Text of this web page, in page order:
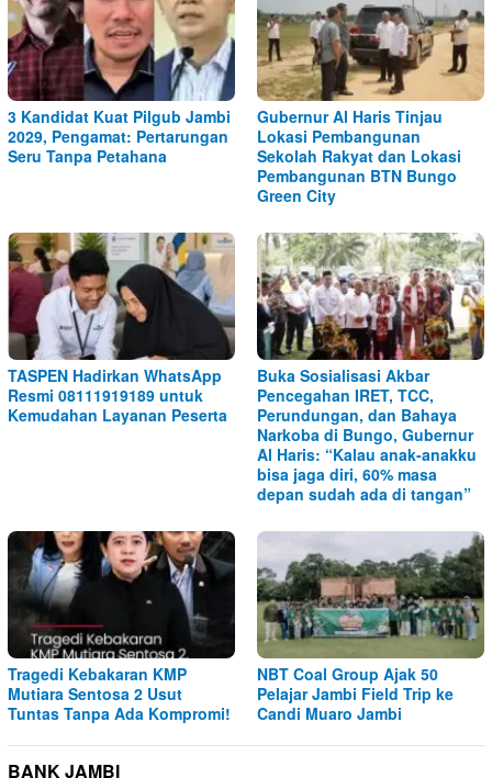
3 Kandidat Kuat Pilgub Jambi
2029, Pengamat: Pertarungan
Seru Tanpa Petahana
Gubernur Al Haris Tinjau
Lokasi Pembangunan
Sekolah Rakyat dan Lokasi
Pembangunan BTN Bungo
Green City
TASPEN Hadirkan WhatsApp
Resmi 08111919189 untuk
Kemudahan Layanan Peserta
Buka Sosialisasi Akbar
Pencegahan IRET, TCC,
Perundungan, dan Bahaya
Narkoba di Bungo, Gubernur
Al Haris: “Kalau anak-anakku
bisa jaga diri, 60% masa
depan sudah ada di tangan”
Tragedi Kebakaran KMP
Mutiara Sentosa 2 Usut
Tuntas Tanpa Ada Kompromi!
NBT Coal Group Ajak 50
Pelajar Jambi Field Trip ke
Candi Muaro Jambi
BANK JAMBI